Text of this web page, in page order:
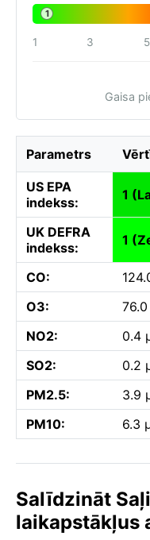
1
1 3 5
Gaisa
Parametrs
US EPA
indekss:
1
UK DEFRA
indekss:
1
CO:
O3:
NO2:
0.4
SO2:
0.2
PM2.5:
3.9
PM10:
6.3
Salīdzināt
laikapstākļus